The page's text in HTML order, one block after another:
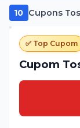
10 Cupons
✅ Top Cupom
Cupom